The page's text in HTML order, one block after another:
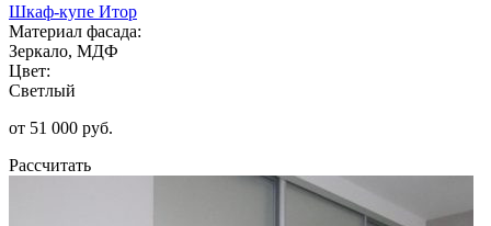
Шкаф-купе Итор
Материал фасада:
Зеркало, МДФ
Цвет:
Светлый
от 51 000 руб.
Рассчитать